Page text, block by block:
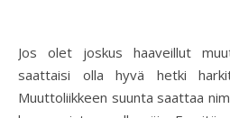
Jos olet joskus haaveillut
saattaisi olla hyvä hetki
Muuttoliikkeen suunta saattaa